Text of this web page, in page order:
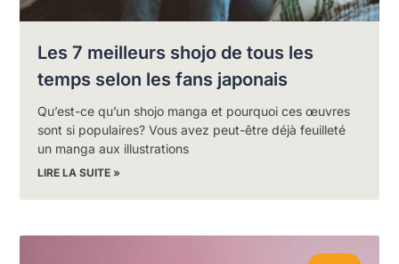
Les 7 meilleurs shojo de tous les
temps selon les fans japonais
Qu’est-ce qu’un shojo manga et pourquoi ces œuvres
sont si populaires? Vous avez peut-être déjà feuilleté
un manga aux illustrations
LIRE LA SUITE »